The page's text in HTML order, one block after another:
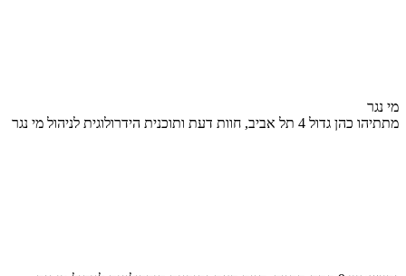
מי נגר
מתתיהו כהן גדול 4 תל אביב, חוות דעת ותוכנית הידרולוגית לניהול מי נגר